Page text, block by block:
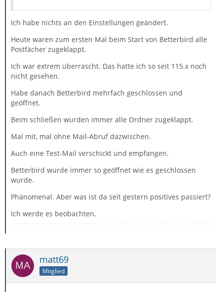
Ich habe nichts an den Einstellungen geändert.
Heute waren zum ersten Mal beim Start von Betterbird alle
Postfächer zugeklappt.
Ich war extrem überrascht. Das hatte ich so seit 115.x noch
nicht gesehen.
Habe danach Betterbird mehrfach geschlossen und
geöffnet.
Beim schließen wurden immer alle Ordner zugeklappt.
Mal mit, mal ohne Mail-Abruf dazwischen.
Auch eine Test-Mail verschickt und empfangen.
Betterbird wurde immer so geöffnet wie es geschlossen
wurde.
Phänomenal. Aber was ist da seit gestern positives passiert?
Ich werde es beobachten.
matt69
Mitglied